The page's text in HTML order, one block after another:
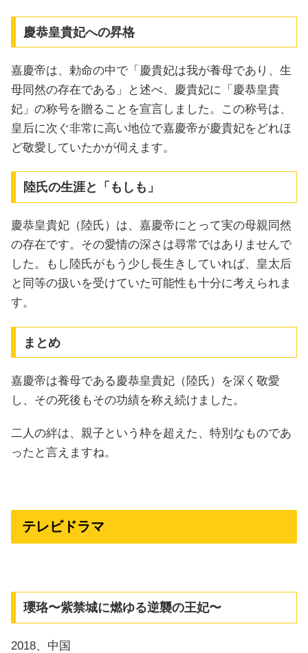
慶恭皇貴妃への昇格
嘉慶帝は、勅命の中で「慶貴妃は我が養母であり、生
母同然の存在である」と述べ、慶貴妃に「慶恭皇貴
妃」の称号を贈ることを宣言しました。この称号は、
皇后に次ぐ非常に高い地位で嘉慶帝が慶貴妃をどれほ
ど敬愛していたかが伺えます。
陸氏の生涯と「もしも」
慶恭皇貴妃（陸氏）は、嘉慶帝にとって実の母親同然
の存在です。その愛情の深さは尋常ではありませんで
した。もし陸氏がもう少し長生きしていれば、皇太后
と同等の扱いを受けていた可能性も十分に考えられま
す。
まとめ
嘉慶帝は養母である慶恭皇貴妃（陸氏）を深く敬愛
し、その死後もその功績を称え続けました。
二人の絆は、親子という枠を超えた、特別なものであ
ったと言えますね。
テレビドラマ
瓔珞〜紫禁城に燃ゆる逆襲の王妃〜
2018、中国